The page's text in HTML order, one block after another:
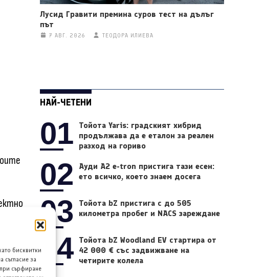
бисквитки
съгласие за
сърфиране
Лусид Гравити премина суров тест на дълъг
път
7 АВГ. 2026 ТЕОДОРА ИЛИЕВА
НАЙ-ЧЕТЕНИ
01
Тойота Yaris: градският хибрид
продължава да е еталон за реален
разход на гориво
02
Ауди A2 e-tron пристига тази есен:
ето всичко, което знаем досега
03
Тойота bZ пристига с до 505
километра пробег и NACS зареждане
04 Тойота bZ Woodland EV стартира от
42 000 € със задвижване на
четирите колела